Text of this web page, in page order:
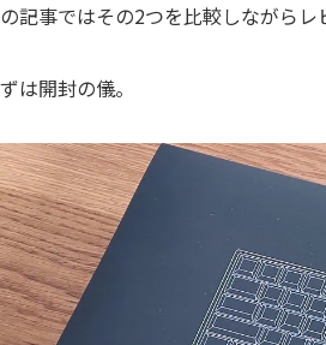
記事ではその2つを比較しながら
は開封の儀。